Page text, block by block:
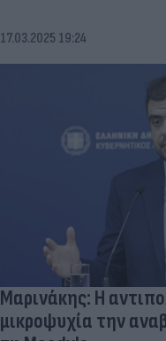
17.03.2025 19:24
Μαρινάκης: Η
μικροψυχία την